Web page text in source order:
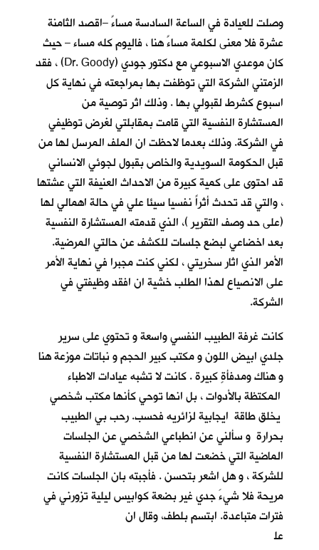
وصلت للعيادة في الساعة السادسة مساءً –اقصد الثامنة
عشرة فلا معنى لكلمة مساءً هنا ، فاليوم كله مساء – حيث
كان موعدي الاسبوعي مع دكتور جودي (Dr. Goody) ، فقد
الزمتني الشركة التي توظفت بها بمراجعته في نهاية كل
اسبوع كشرط لقبولي بها . وذلك اثر توصية من
المستشارة النفسية التي قامت بمقابلتي لغرض توظيفي
في الشركة. وذلك بعدما لاحظت ان الملف المرسل لها من
قبل الحكومة السويدية والخاص بقبول لجوئي الانساني
قد احتوى على كمية كبيرة من الاحداث العنيفة التي عشتها
، والتي قد تحدث أثراً نفسيا سيئا علي في حالة اهمالي لها
(على حد وصف التقرير )، الذي قدمته المستشارة النفسية
بعد اخضاعي لبضع جلسات للكشف عن حالتي المرضية.
الأمر الذي اثار سخريتي ، لكني كنت مجبرا في نهاية الأمر
على الانصياع لهذا الطلب خشية ان افقد وظيفتي في
الشركة.
كانت غرفة الطبيب النفسي واسعة و تحتوي على سرير
جلدي ابيض اللون و مكتب كبير الحجم و نباتات موزعة هنا
و هناك ومدفأةٍ كبيرة . كانت لا تشبه عيادات الاطباء
المكتظة بالأدوات ، بل انها توحي كأنها مكتب شخصي
يخلق طاقة ايجابية لزائريه فحسب. رحب بي الطبيب
بحرارة و سألني عن انطباعي الشخصي عن الجلسات
الماضية التي خضعت لها من قبل المستشارة النفسية
للشركة ، و هل اشعر بتحسن . فأجبته بان الجلسات كانت
مريحة فلا شيءَ جدي غير بضعة كوابيس ليلية تزورني في
فترات متباعدة. ابتسم بلطف، وقال ان
عل